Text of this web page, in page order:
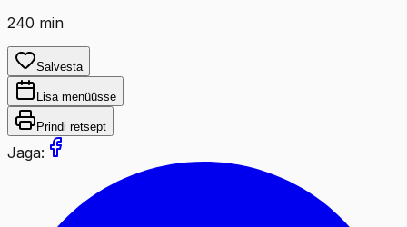
240 min
Salvesta
Lisa menüüsse
Prindi retsept
Jaga: